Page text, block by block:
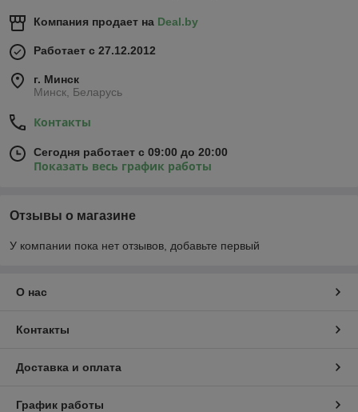
Компания продает на Deal.by
Работает с 27.12.2012
г. Минск
Минск, Беларусь
Контакты
Сегодня работает с 09:00 до 20:00
Показать весь график работы
Отзывы о магазине
У компании пока нет отзывов, добавьте первый
О нас
Контакты
Доставка и оплата
График работы